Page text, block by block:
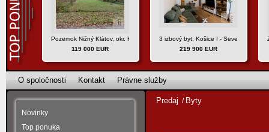
Pozemok Nižný Klátov, okr. Košice - okolie
119 000 EUR
3 izbový byt, Košice I - Sever, ul.
219 900 EUR
O spoločnosti Kontakt Právne služby
Novinky
Top ponuka
Predaj / Byty